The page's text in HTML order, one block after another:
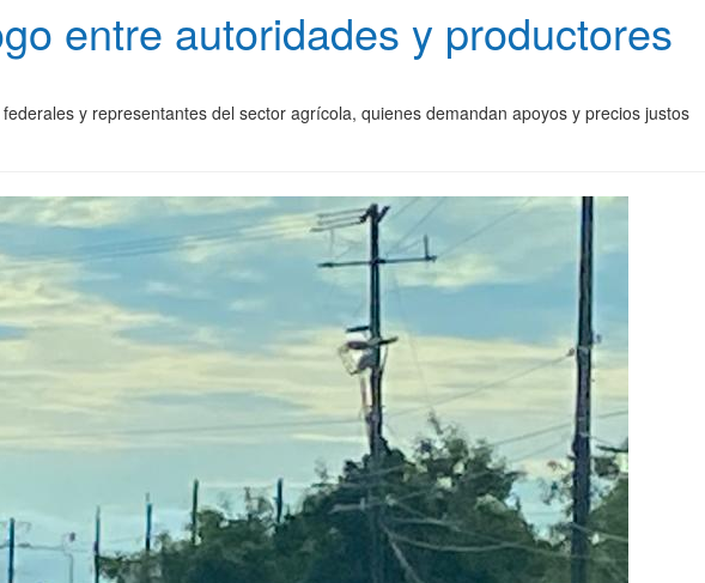
entre autoridades y productores
y representantes del sector agrícola, quienes demandan apoyos y precios justos